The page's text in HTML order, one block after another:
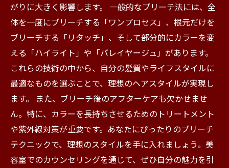
がりに大きく影響します。 一般的なブリーチ法には、全
体を一度にブリーチする「ワンプロセス」、根元だけを
ブリーチする「リタッチ」、そして部分的にカラーを変
える「ハイライト」や「バレイヤージュ」があります。
これらの技術の中から、自分の髪質やライフスタイルに
最適なものを選ぶことで、理想のヘアスタイルが実現し
ます。 また、ブリーチ後のアフターケアも欠かせませ
ん。特に、カラーを長持ちさせるためのトリートメント
や紫外線対策が重要です。あなたにぴったりのブリーチ
テクニックで、理想のスタイルを手に入れましょう。美
容室でのカウンセリングを通じて、ぜひ自分の魅力を引